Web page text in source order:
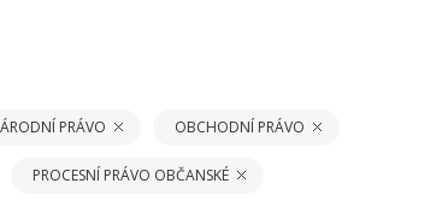
PRÁVO OBCHODNÍ PRÁVO
PROCESNÍ PRÁVO OBČANSKÉ